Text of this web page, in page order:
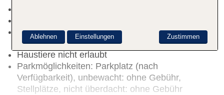
Zahlungsarten: TUI Card / VISA, MasterCard,
American Express, Diners, EC Karte/Maestro
Haustiere nicht erlaubt
Parkmöglichkeiten: Parkplatz (nach
Verfügbarkeit), unbewacht: ohne Gebühr,
Stellplätze, nicht überdacht: ohne Gebühr
Zustimmen
Ablehnen Einstellungen